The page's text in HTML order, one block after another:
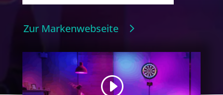
Zur Markenwebseite